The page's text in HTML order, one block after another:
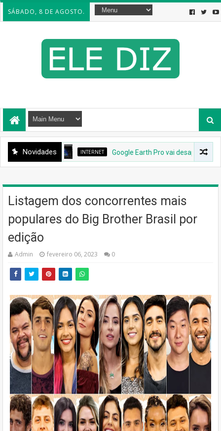
SÁBADO, 8 DE AGOSTO.
Novidades INTERNET Google Earth Pro vai desaparecer:
Listagem dos concorrentes mais
populares do Big Brother Brasil por
edição
Admin fevereiro 06, 2023 0